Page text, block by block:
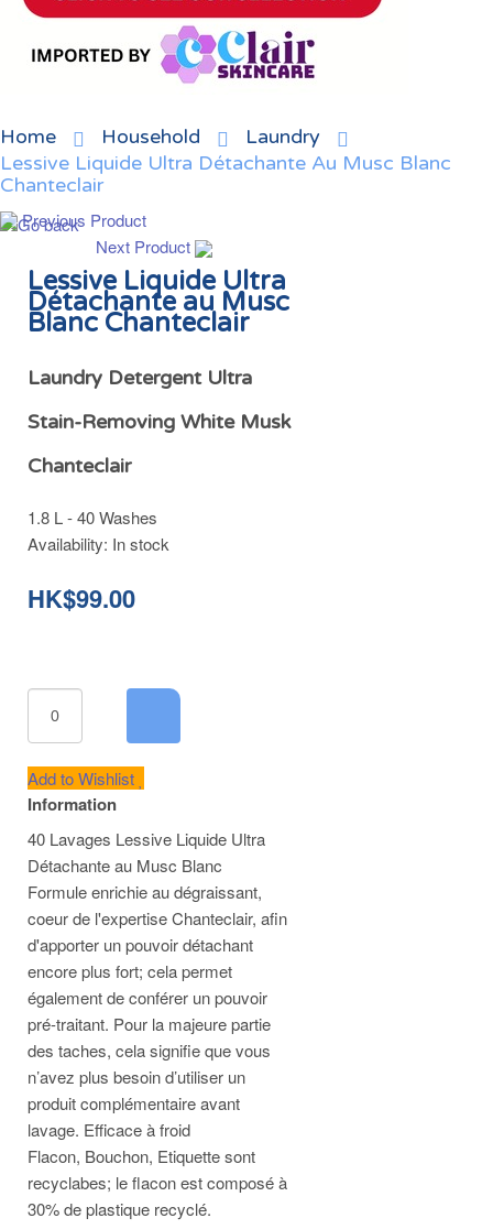
Home Household
Laundry
Lessive Liquide Ultra Détachante Au Musc Blanc
Chanteclair
Previous Product
Next Product
Lessive Liquide Ultra
Détachante au Musc
Blanc Chanteclair
Laundry Detergent Ultra
Stain-Removing White Musk
Chanteclair
1.8 L - 40 Washes
Availability: In stock
HK$99.00
Add to Wishlist
Information
40 Lavages Lessive Liquide Ultra
Détachante au Musc Blanc
Formule enrichie au dégraissant,
coeur de l'expertise Chanteclair, afin
d'apporter un pouvoir détachant
encore plus fort; cela permet
également de conférer un pouvoir
pré-traitant. Pour la majeure partie
des taches, cela signifie que vous
n’avez plus besoin d’utiliser un
produit complémentaire avant
lavage. Efficace à froid
Flacon, Bouchon, Etiquette sont
recyclabes; le flacon est composé à
30% de plastique recyclé.